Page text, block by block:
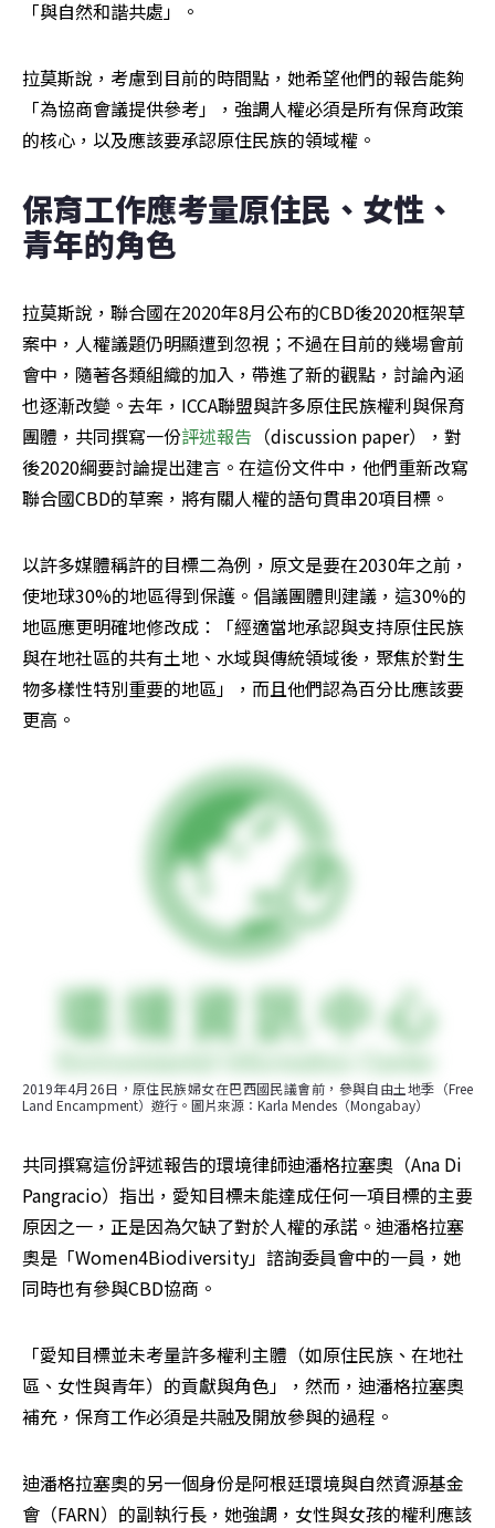
「與自然和諧共處」。
拉莫斯說，考慮到目前的時間點，她希望他們的報告能夠
「為協商會議提供參考」，強調人權必須是所有保育政策
的核心，以及應該要承認原住民族的領域權。
保育工作應考量原住民、女性、
青年的角色
拉莫斯說，聯合國在2020年8月公布的CBD後2020框架草
案中，人權議題仍明顯遭到忽視；不過在目前的幾場會前
會中，隨著各類組織的加入，帶進了新的觀點，討論內涵
也逐漸改變。去年，ICCA聯盟與許多原住民族權利與保育
團體，共同撰寫一份評述報告 （discussion paper），對
後2020綱要討論提出建言。在這份文件中，他們重新改寫
聯合國CBD的草案，將有關人權的語句貫串20項目標。
以許多媒體稱許的目標二為例，原文是要在2030年之前，
使地球30%的地區得到保護。倡議團體則建議，這30%的
地區應更明確地修改成：「經適當地承認與支持原住民族
與在地社區的共有土地、水域與傳統領域後，聚焦於對生
物多樣性特別重要的地區」，而且他們認為百分比應該要
更高。
2019年4月26日，原住民族婦女在巴西國民議會前，參與自由土地季（Free
Land Encampment）遊行。圖片來源：Karla Mendes（Mongabay）
共同撰寫這份評述報告的環境律師迪潘格拉塞奧（Ana Di
Pangracio）指出，愛知目標未能達成任何一項目標的主要
原因之一，正是因為欠缺了對於人權的承諾。迪潘格拉塞
奧是「Women4Biodiversity」諮詢委員會中的一員，她
同時也有參與CBD協商。
「愛知目標並未考量許多權利主體（如原住民族、在地社
區、女性與青年）的貢獻與角色」，然而，迪潘格拉塞奧
補充，保育工作必須是共融及開放參與的過程。
迪潘格拉塞奧的另一個身份是阿根廷環境與自然資源基金
會（FARN）的副執行長，她強調，女性與女孩的權利應該